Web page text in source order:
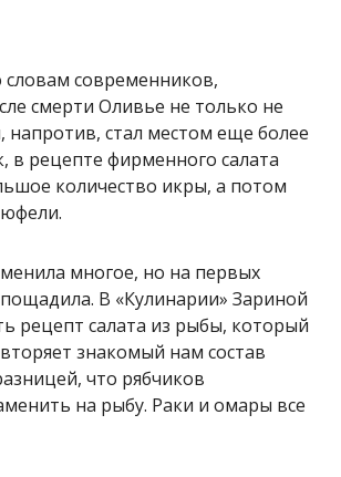
современников,
смерти Оливье не только не
напротив, стал местом еще более
в рецепте фирменного салата
количество икры, а потом
многое, но на первых
В «Кулинарии» Зариной
рецепт салата из рыбы, который
знакомый нам состав
что рябчиков
на рыбу. Раки и омары все